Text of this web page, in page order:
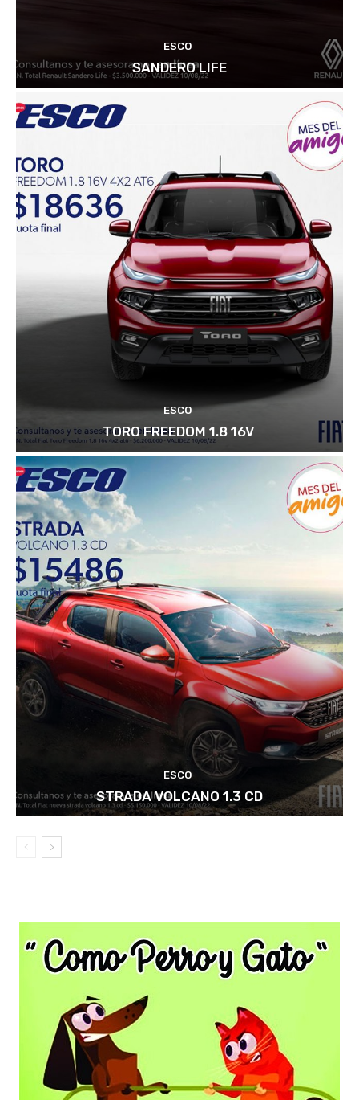
ESCO
SANDERO LIFE
ESCO
TORO FREEDOM 1.8 16V
ESCO
STRADA VOLCANO 1.3 CD